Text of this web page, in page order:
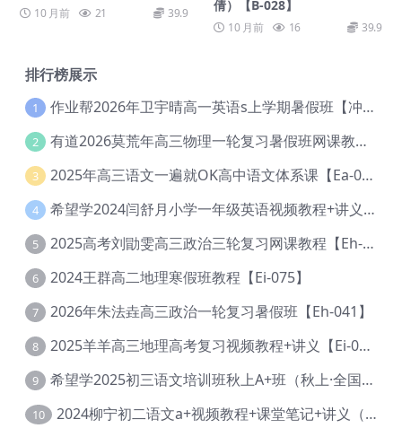
10 月前 21 39.9
倩）【B-028】
10 月前 16 39.9
排行榜展示
1 作业帮2026年卫宇晴高一英语s上学期暑假班【冲顶班】【Ec-003】
2 有道2026莫荒年高三物理一轮复习暑假班网课教程【Ef-044】
3 2025年高三语文一遍就OK高中语文体系课【Ea-028】
4 希望学2024闫舒月小学一年级英语视频教程+讲义【Cc-004】
5 2025高考刘勖雯高三政治三轮复习网课教程【Eh-061】
6 2024王群高二地理寒假班教程【Ei-075】
7 2026年朱法垚高三政治一轮复习暑假班【Eh-041】
8 2025羊羊高三地理高考复习视频教程+讲义【Ei-051】
9 希望学2025初三语文培训班秋上A+班（秋上·全国版·A+）【Da-031】
10 2024柳宁初二语文a+视频教程+课堂笔记+讲义（暑假班+秋季班）【Da-003】